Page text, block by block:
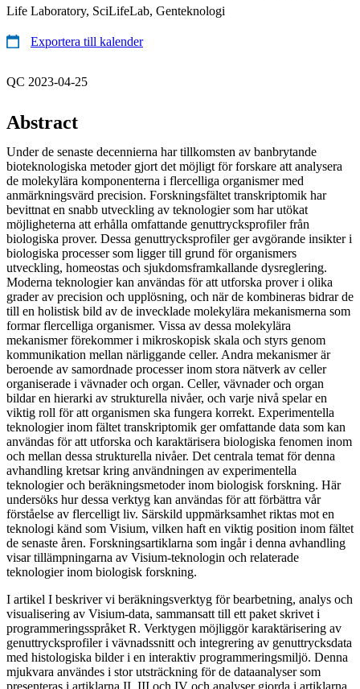
Life Laboratory, SciLifeLab, Genteknologi
Exportera till kalender
QC 2023-04-25
Abstract
Under de senaste decennierna har tillkomsten av banbrytande
bioteknologiska metoder gjort det möjligt för forskare att analysera
de molekylära komponenterna i flercelliga organismer med
anmärkningsvärd precision. Forskningsfältet transkriptomik har
bevittnat en snabb utveckling av teknologier som har utökat
möjligheterna att erhålla omfattande genuttrycksprofiler från
biologiska prover. Dessa genuttrycksprofiler ger avgörande insikter i
biologiska processer som ligger till grund för organismers
utveckling, homeostas och sjukdomsframkallande dysreglering.
Moderna teknologier kan användas för att utforska prover i olika
grader av precision och upplösning, och när de kombineras bidrar de
till en holistisk bild av de invecklade molekylära mekanismerna som
formar flercelliga organismer. Vissa av dessa molekylära
mekanismer förekommer i mikroskopisk skala och styrs genom
kommunikation mellan närliggande celler. Andra mekanismer är
beroende av samordnade processer inom stora nätverk av celler
organiserade i vävnader och organ. Celler, vävnader och organ
bildar en hierarki av strukturella nivåer, och varje nivå spelar en
viktig roll för att organismen ska fungera korrekt. Experimentella
teknologier inom fältet transkriptomik ger omfattande data som kan
användas för att utforska och karaktärisera biologiska fenomen inom
och mellan dessa strukturella nivåer. Det centrala temat för denna
avhandling kretsar kring användningen av experimentella
teknologier och beräkningsmetoder inom biologisk forskning. Här
undersöks hur dessa verktyg kan användas för att förbättra vår
förståelse av flercelligt liv. Särskild uppmärksamhet riktas mot en
teknologi känd som Visium, vilken haft en viktig position inom fältet
de senaste åren. Forskningsartiklarna som ingår i denna avhandling
visar tillämpningarna av Visium-teknologin och relaterade
teknologier inom biologisk forskning.
I artikel I beskriver vi beräkningsverktyg för bearbetning, analys och
visualisering av Visium-data, sammansatt till ett paket skrivet i
programmeringsspråket R. Verktygen möjliggör karaktärisering av
genuttrycksprofiler i vävnadssnitt och integrering av genuttrycksdata
med histologiska bilder i en interaktiv programmeringsmiljö. Denna
mjukvara användes i stor utsträckning för de dataanalyser som
presenteras i artiklarna II, III och IV och analyser gjorda i artiklarna